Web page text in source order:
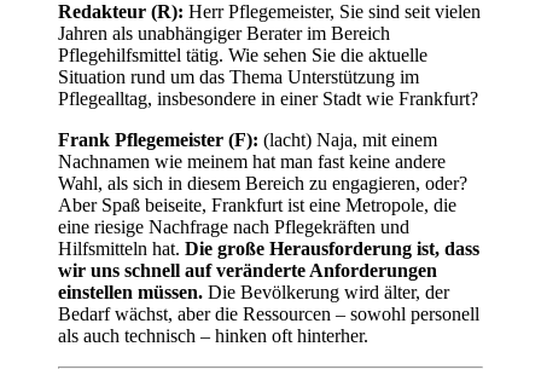
Redakteur (R): Herr Pflegemeister, Sie sind seit vielen
Jahren als unabhängiger Berater im Bereich
Pflegehilfsmittel tätig. Wie sehen Sie die aktuelle
Situation rund um das Thema Unterstützung im
Pflegealltag, insbesondere in einer Stadt wie Frankfurt?
Frank Pflegemeister (F): (lacht) Naja, mit einem
Nachnamen wie meinem hat man fast keine andere
Wahl, als sich in diesem Bereich zu engagieren, oder?
Aber Spaß beiseite, Frankfurt ist eine Metropole, die
eine riesige Nachfrage nach Pflegekräften und
Hilfsmitteln hat. Die große Herausforderung ist, dass
wir uns schnell auf veränderte Anforderungen
einstellen müssen. Die Bevölkerung wird älter, der
Bedarf wächst, aber die Ressourcen – sowohl personell
als auch technisch – hinken oft hinterher.